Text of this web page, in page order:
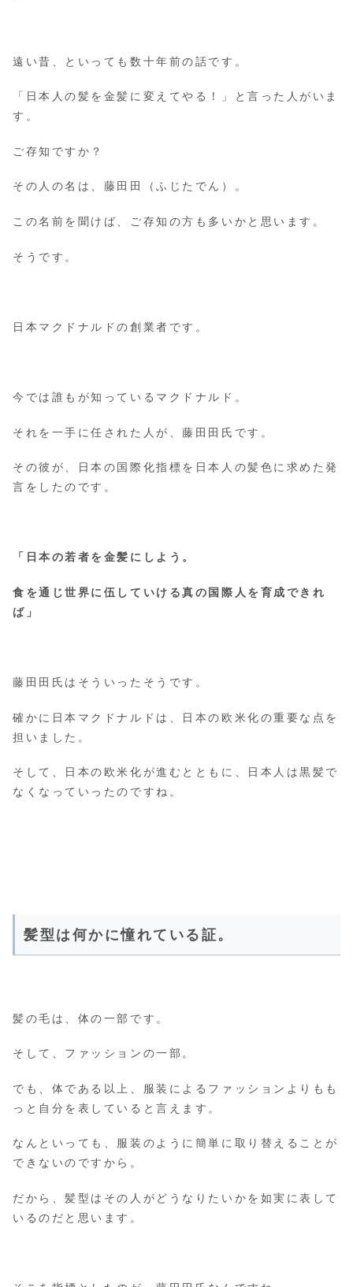
遠い昔、といっても数十年前の話です。
「日本人の髪を金髪に変えてやる！」と言った人がいま
す。
ご存知ですか？
その人の名は、藤田田（ふじたでん）。
この名前を聞けば、ご存知の方も多いかと思います。
そうです。
日本マクドナルドの創業者です。
今では誰もが知っているマクドナルド。
それを一手に任された人が、藤田田氏です。
その彼が、日本の国際化指標を日本人の髪色に求めた発
言をしたのです。
「日本の若者を金髪にしよう。
食を通じ世界に伍していける真の国際人を育成できれ
ば」
藤田田氏はそういったそうです。
確かに日本マクドナルドは、日本の欧米化の重要な点を
担いました。
そして、日本の欧米化が進むとともに、日本人は黒髪で
なくなっていったのですね。
髪型は何かに憧れている証。
髪の毛は、体の一部です。
そして、ファッションの一部。
でも、体である以上、服装によるファッションよりもも
っと自分を表していると言えます。
なんといっても、服装のように簡単に取り替えることが
できないのですから。
だから、髪型はその人がどうなりたいかを如実に表して
いるのだと思います。